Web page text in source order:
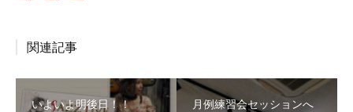
関連記事
いよいよ明後日！！ 月例練習会セッションへ